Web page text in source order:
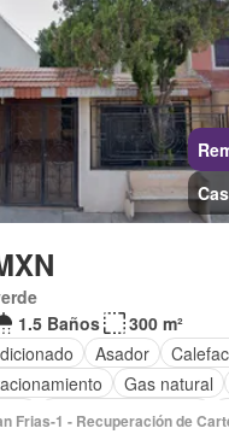
1.5 Baños
300 m²
Asador
Gas natural
Televisión por cable
Frias-1 - Recuperación de